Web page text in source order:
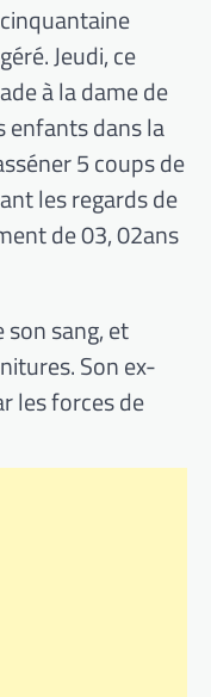
Jeudi, ce
à la dame de
enfants dans la
5 coups de
les regards de
de 03, 02ans
son sang, et
Son ex-
les forces de